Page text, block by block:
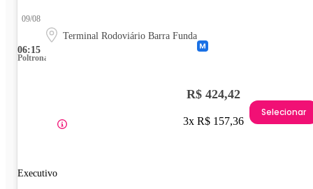
06:15
09/08
Terminal Rodoviário Barra Funda
Poltrona
Executivo
R$ 424,42
3x R$ 157,36
Selecionar